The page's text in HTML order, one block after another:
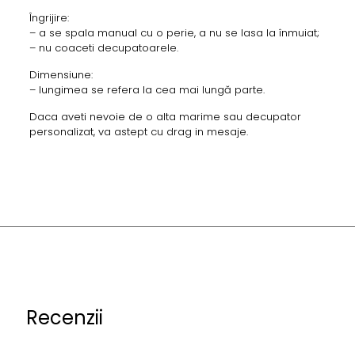
Îngrijire:
– a se spala manual cu o perie, a nu se lasa la înmuiat;
– nu coaceti decupatoarele.
Dimensiune:
– lungimea se refera la cea mai lungă parte.
Daca aveti nevoie de o alta marime sau decupator
personalizat, va astept cu drag in mesaje.
Recenzii